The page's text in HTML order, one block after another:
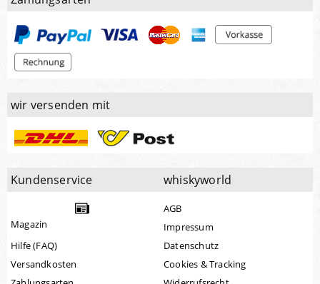
wir versenden mit
Kundenservice
Magazin
Hilfe (FAQ)
Versandkosten
whiskyworld
AGB
Impressum
Datenschutz
Cookies & Tracking